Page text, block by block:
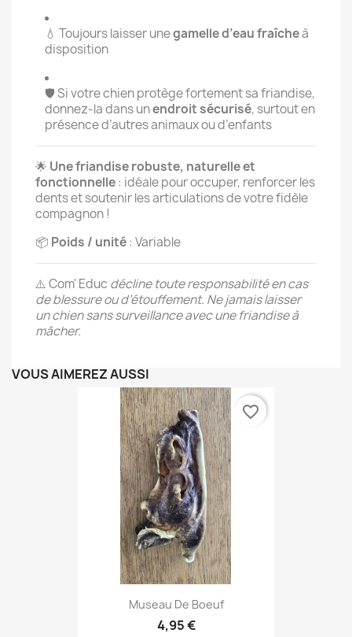
💧 Toujours laisser unegamelle d’eau fraîcheà
disposition
🛡️ Si votre chien protège fortement sa friandise,
donnez-la dans unendroit sécurisé, surtout en
présence d’autres animaux ou d’enfants
🌟 Une friandise robuste, naturelle et
fonctionnelle: idéale pour occuper, renforcer les
dents et soutenir les articulations de votre fidèle
compagnon !
📦 Poids / unité: Variable
⚠️ Com' Educ décline toute responsabilité en cas
de blessure ou d’étouffement. Ne jamais laisser
un chien sans surveillance avec une friandise à
mâcher.
VOUS AIMEREZ AUSSI
Museau De Boeuf
4,95 €
favorite_border